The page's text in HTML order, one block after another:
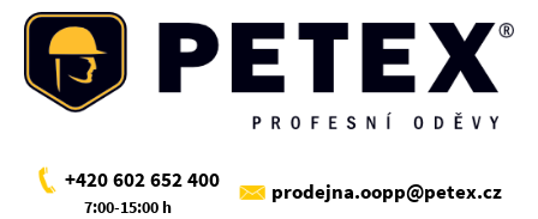
+420 602 652 400
7:00-15:00 h
prodejna.oopp@petex.cz